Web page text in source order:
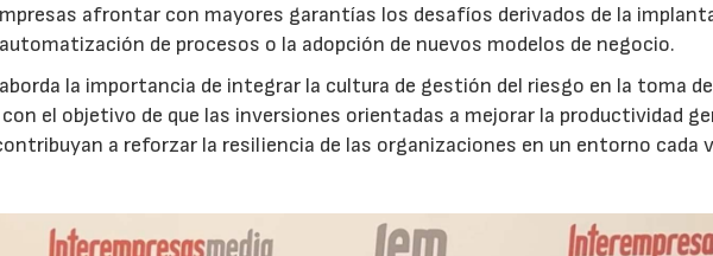
afrontar con mayores garantías los desafíos derivados de la
de procesos o la adopción de nuevos modelos de negocio.
la importancia de integrar la cultura de gestión del riesgo en la toma de
el objetivo de que las inversiones orientadas a mejorar la productividad
a reforzar la resiliencia de las organizaciones en un entorno cada